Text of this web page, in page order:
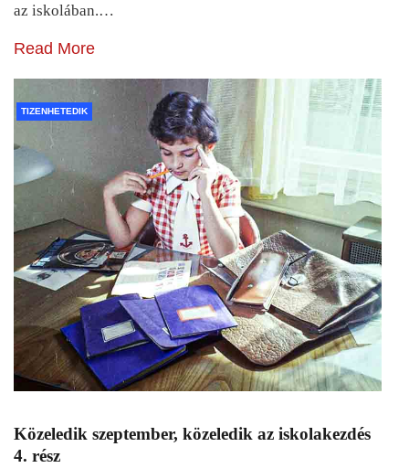
az iskolában.…
Read More
TIZENHETEDIK
Közeledik szeptember, közeledik az iskolakezdés
4. rész